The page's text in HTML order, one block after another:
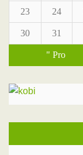
23 24
30 31
" Pro